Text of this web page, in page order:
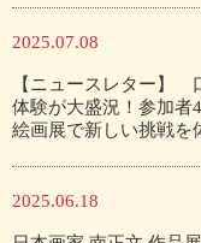
2025.07.08
【ニュースレター】
体験が大盛況！参加者
絵画展で新しい挑戦を
2025.06.18